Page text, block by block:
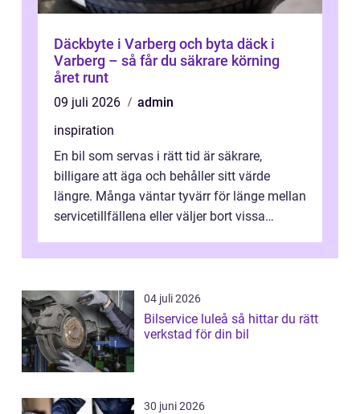
Däckbyte i Varberg och byta däck i
Varberg – så får du säkrare körning
året runt
09 juli 2026
admin
inspiration
En bil som servas i rätt tid är säkrare,
billigare att äga och behåller sitt värde
längre. Många väntar tyvärr för länge mellan
servicetillfällena eller väljer bort vissa
04 juli 2026
Bilservice luleå så hittar du rätt
verkstad för din bil
30 juni 2026